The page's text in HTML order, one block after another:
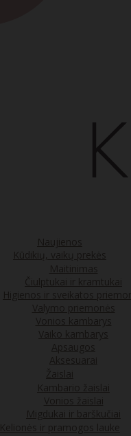
Naujienos
Kūdikių, vaikų prekės
Maitinimas
Čiulptukai ir kramtukai
Higienos ir sveikatos
Valymo priemonės
Vonios kambarys
Vaiko kambarys
Apsaugos
Aksesuarai
Žaislai
Kambario žaislai
Vonios žaislai
Migdukai ir barškučiai
Kelionės ir pramogos lauke